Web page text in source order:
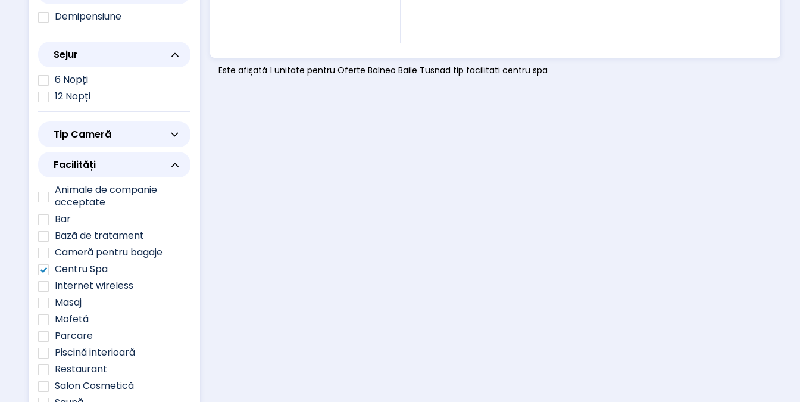
Demipensiune
Sejur
6 Nopți
12 Nopți
Tip Cameră
Facilități
Animale de companie
acceptate
Bar
Bază de tratament
Cameră pentru bagaje
Centru Spa
Internet wireless
Masaj
Mofetă
Parcare
Piscină interioară
Restaurant
Salon Cosmetică
Este afișată 1 unitate pentru Oferte Balneo Baile Tusnad tip facilitati centru spa